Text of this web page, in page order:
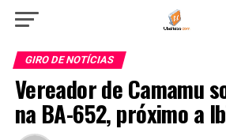
GIRO DE NOTÍCIAS
Vereador de Camamu
na BA-652, próximo a